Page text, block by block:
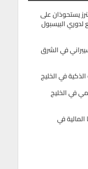
يستحوذان على
لدوري البيسبول
في الشرق
في الخليج
المالية في